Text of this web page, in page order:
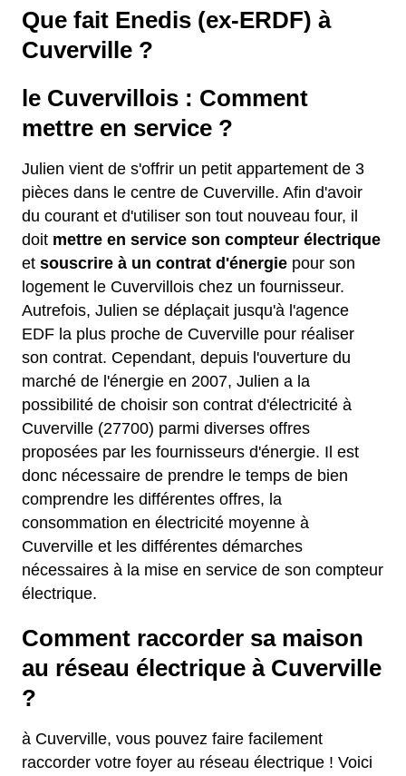
Que fait Enedis (ex-ERDF) à
Cuverville ?
le Cuvervillois : Comment
mettre en service ?
Julien vient de s'offrir un petit appartement de 3
pièces dans le centre de Cuverville. Afin d'avoir
du courant et d'utiliser son tout nouveau four, il
doit mettre en service son compteur électrique
et souscrire à un contrat d'énergie pour son
logement le Cuvervillois chez un fournisseur.
Autrefois, Julien se déplaçait jusqu'à l'agence
EDF la plus proche de Cuverville pour réaliser
son contrat. Cependant, depuis l'ouverture du
marché de l'énergie en 2007, Julien a la
possibilité de choisir son contrat d'électricité à
Cuverville (27700) parmi diverses offres
proposées par les fournisseurs d'énergie. Il est
donc nécessaire de prendre le temps de bien
comprendre les différentes offres, la
consommation en électricité moyenne à
Cuverville et les différentes démarches
nécessaires à la mise en service de son compteur
électrique.
Comment raccorder sa maison
au réseau électrique à Cuverville
?
à Cuverville, vous pouvez faire facilement
raccorder votre foyer au réseau électrique ! Voici